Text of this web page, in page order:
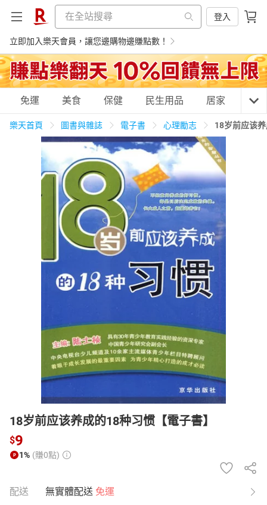
登入
立即加入樂天會員，讓您邊購物邊賺點數！
購物網分類
天天免運 美食蛋糕 養生保健 民生用品
3C家電 運動休閒
女裝 男裝 化妝保養
電子/紙本書
HOT
免運 美食 保健 民生用品 居家 3C
樂天首頁 圖書與雜誌 電子書 心理勵志 18岁前应该
18岁前应该养成的18种习惯【電子書】
$9
1% (賺0點)
配送 無實體配送 免運